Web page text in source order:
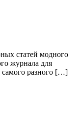
статей модного
журнала для
самого разного […]